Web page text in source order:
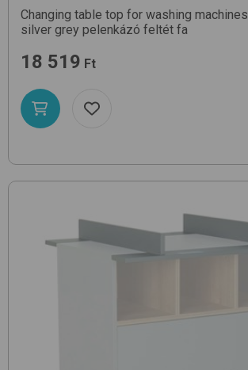
Changing table top for washing machines
silver grey pelenkázó feltét fa
18 519 Ft